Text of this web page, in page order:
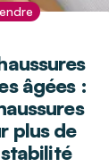
âgées :
plus de